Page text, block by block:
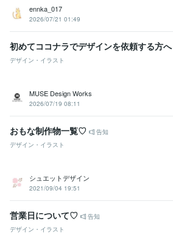
ennka_017
2026/07/21 01:49
初めてココナラでデザインを依頼する方へ
デザイン・イラスト
MUSE Design Works
2026/07/19 08:11
おもな制作物一覧♡
告知
デザイン・イラスト
シュエットデザイン
2021/09/04 19:51
営業日について♡
告知
デザイン・イラスト